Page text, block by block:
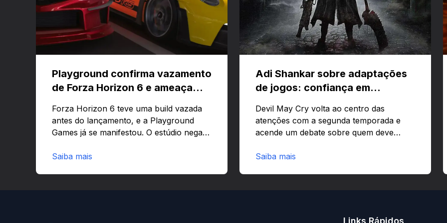
Playground confirma vazamento
de Forza Horizon 6 e ameaça
Forza Horizon 6 teve uma build vazada
antes do lançamento, e a Playground
Games já se manifestou. O estúdio nega
preload e avisa que quem usar versões
Saiba mais
Adi Shankar sobre adaptações
de jogos: confiança em
Devil May Cry volta ao centro das
atenções com a segunda temporada e
acende um debate sobre quem deve
corporações ou criativos? Quer saber
Shankar ganhou fama por adaptar jogos
Saiba mais
Links Rápidos